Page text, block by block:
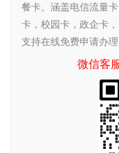
餐卡。涵盖电信流量
卡，校园卡，政企卡
支持在线免费申请办
微信客